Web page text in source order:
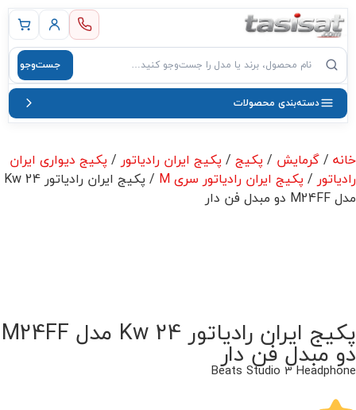
اصلی
جست‌وجو
دسته‌بندی محصولات
خانه /گرمایش / پکیج / پکیج ایران رادیاتور / پکیج دیواری ایران
رادیاتور / پکیج ایران رادیاتور سری M
/ پکیج ایران رادیاتور 24 Kw
مدل M24FF دو مبدل فن دار
پکیج ایران رادیاتور 24 Kw مدل M24FF
دو مبدل فن دار
Beats Studio 3 Headphone